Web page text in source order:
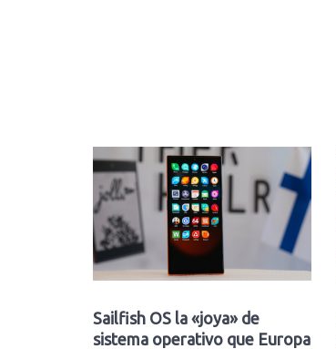
Sailfish OS la «joya» de
sistema operativo que Europa